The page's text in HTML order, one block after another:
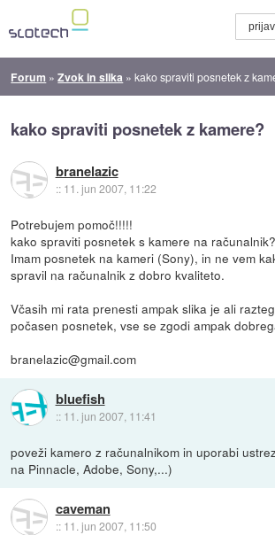
Forum »Zvok in slika »kako spraviti posnetek z
kako spraviti posnetek z kamere?
branelazic
:: 11. jun 2007, 11:22
Potrebujem pomoč!!!!!
kako spraviti posnetek s kamere na računalnik?
Imam posnetek na kameri (Sony), in ne vem
spravil na računalnik z dobro kvaliteto.
Včasih mi rata prenesti ampak slika je ali
počasen posnetek, vse se zgodi ampak
branelazic@gmail.com
bluefish
:: 11. jun 2007, 11:41
poveži kamero z računalnikom in uporabi
na Pinnacle, Adobe, Sony,...)
caveman
:: 11. jun 2007, 11:50